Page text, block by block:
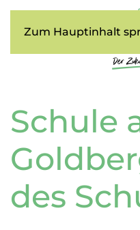
Zum Hauptinhalt
Schule
des